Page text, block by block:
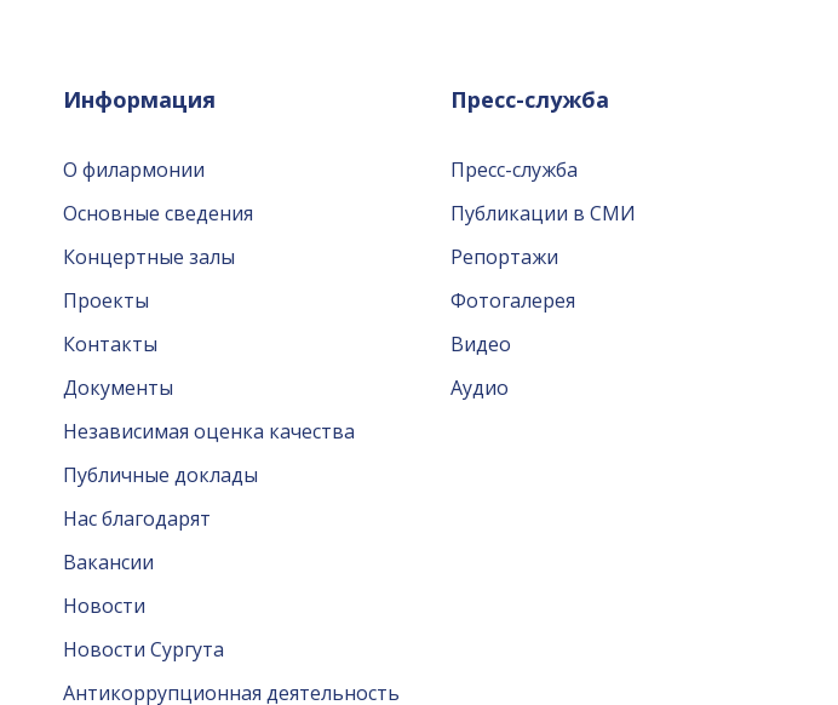
Информация
О филармонии
Основные сведения
Концертные залы
Проекты
Контакты
Документы
Независимая оценка качества
Публичные доклады
Нас благодарят
Вакансии
Новости
Новости Сургута
Антикоррупционная деятельность
Пресс-служба
Пресс-служба
Публикации в СМИ
Репортажи
Фотогалерея
Видео
Аудио